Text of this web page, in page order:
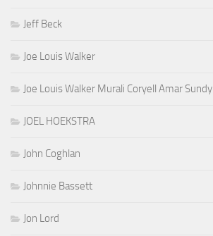
Jeff Beck
Joe Louis Walker
Joe Louis Walker Murali Coryell Amar Sundy
JOEL HOEKSTRA
John Coghlan
Johnnie Bassett
Jon Lord